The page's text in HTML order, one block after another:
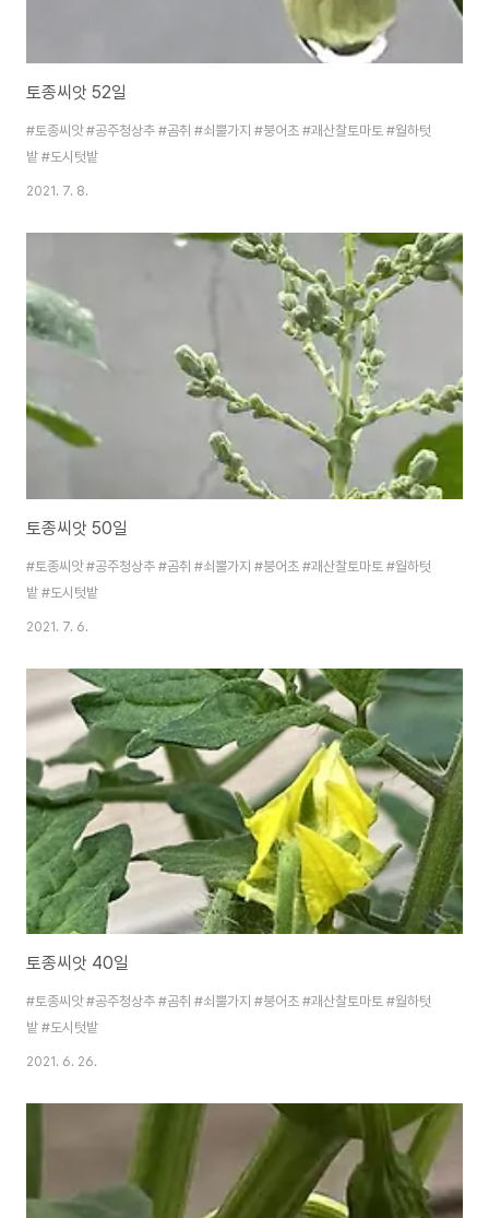
토종씨앗 52일
#토종씨앗 #공주청상추 #곰취 #쇠뿔가지 #붕어초 #괘산찰토마토 #월하텃
밭 #도시텃밭
2021. 7. 8.
토종씨앗 50일
#토종씨앗 #공주청상추 #곰취 #쇠뿔가지 #붕어초 #괘산찰토마토 #월하텃
밭 #도시텃밭
2021. 7. 6.
토종씨앗 40일
#토종씨앗 #공주청상추 #곰취 #쇠뿔가지 #붕어초 #괘산찰토마토 #월하텃
밭 #도시텃밭
2021. 6. 26.